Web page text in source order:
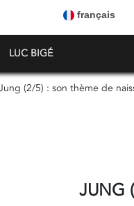
français
LUC BIGÉ
(2/5) : son thème de
JUNG